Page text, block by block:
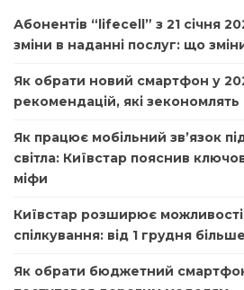
Абонентів “lifecell” з 21 січня
зміни в наданні послуг: що
Як обрати новий смартфон у
рекомендацій, які
Як працює мобільний зв’язок
світла: Київстар пояснив
міфи
Київстар розширює
спілкування: від 1 грудня
Як обрати бюджетний